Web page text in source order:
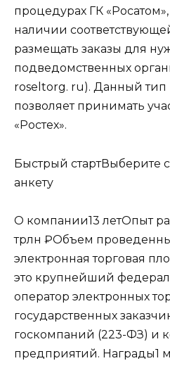
процедурах ГК
наличии
размещать заказы для
подведомственных
roseltorg. ru). Данный тип
позволяет принимать
«Ростех».
Быстрый стартВыберите
анкету
О компании13 летОпыт
трлн ₽Объем
электронная торговая
это крупнейший
оператор электронных
государственных
госкомпаний (223-ФЗ) и
предприятий. Награды1